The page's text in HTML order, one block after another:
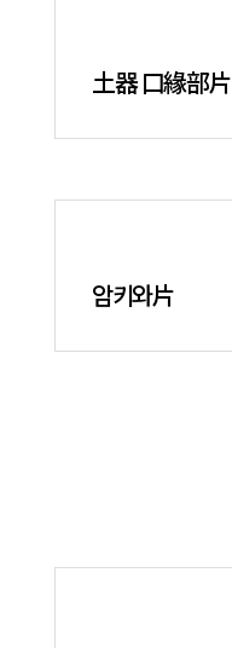
土器 口緣部片
암키와片